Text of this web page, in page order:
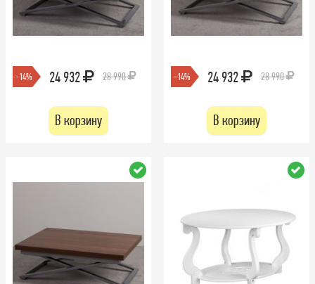
-14% 24 932 28 990
В корзину
-14% 24 932 28 990
В корзину